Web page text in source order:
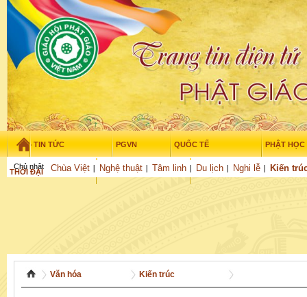
TIN TỨC PGVN QUỐC TẾ PHẬT HỌC
THỜI ĐẠI TUỔI TRẺ NGHIÊN CỨU
Chùa Việt Nghệ thuật Tâm linh Du lịch Nghi lễ Kiến
Chủ nhật - 9/08/2026 – 08:25:52
Văn hóa Kiến trúc